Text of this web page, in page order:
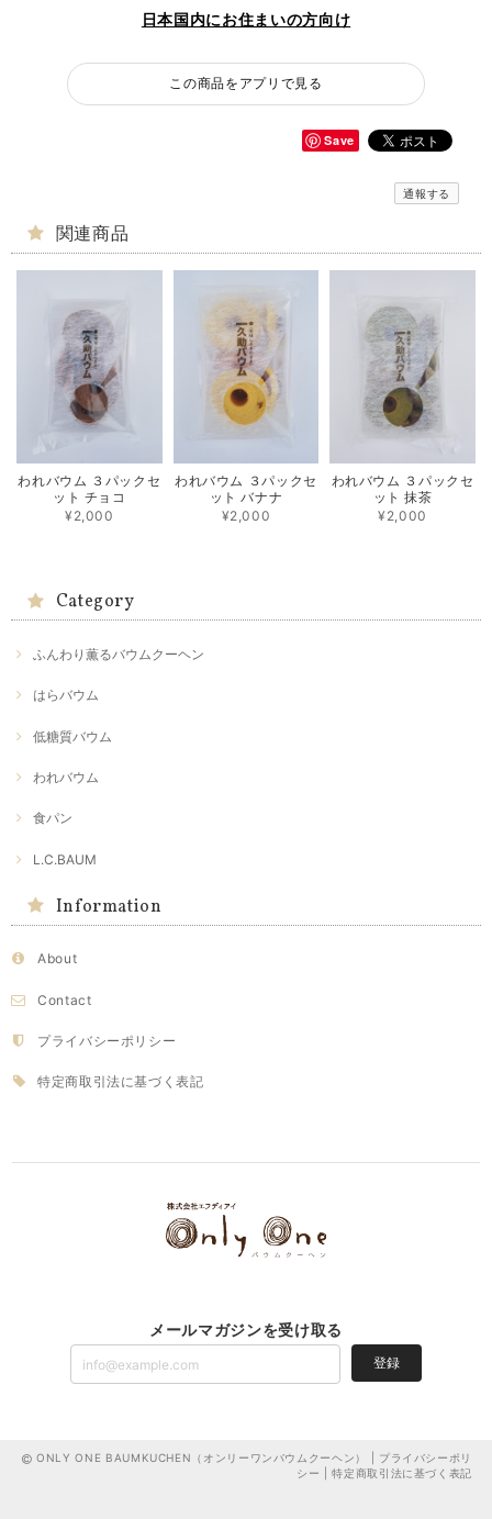
日本国内にお住まいの方向け
この商品をアプリで見る
Save
通報する
関連商品
われバウム ３パックセ
ット チョコ
¥2,000
われバウム ３パックセ
ット バナナ
¥2,000
われバウム ３パックセ
ット 抹茶
¥2,000
Category
ふんわり薫るバウムクーヘン
はらバウム
低糖質バウム
われバウム
食パン
L.C.BAUM
Information
About
Contact
プライバシーポリシー
特定商取引法に基づく表記
メールマガジンを受け取る
登録
ONLY ONE BAUMKUCHEN（オンリーワンバウムクーヘン） | プライバシーポリ
シー
|特定商取引法に基づく表記